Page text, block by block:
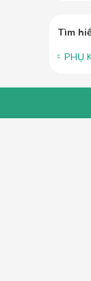
Tìm
PHỤ